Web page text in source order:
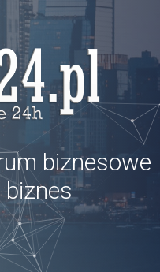
biznesowe
biznes